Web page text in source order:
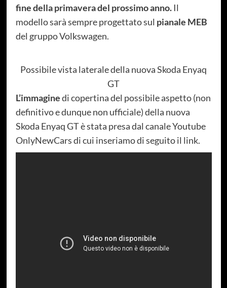
fine della primavera del prossimo anno.Il
modello sarà sempre progettato sul pianale MEB
del gruppo Volkswagen.
Possibile vista laterale della nuova Skoda Enyaq
GT
L’immaginedi copertina del possibile aspetto (non
definitivo e dunque non ufficiale) della nuova
Skoda Enyaq GT è stata presa dal canale Youtube
OnlyNewCars di cui inseriamo di seguito il link.